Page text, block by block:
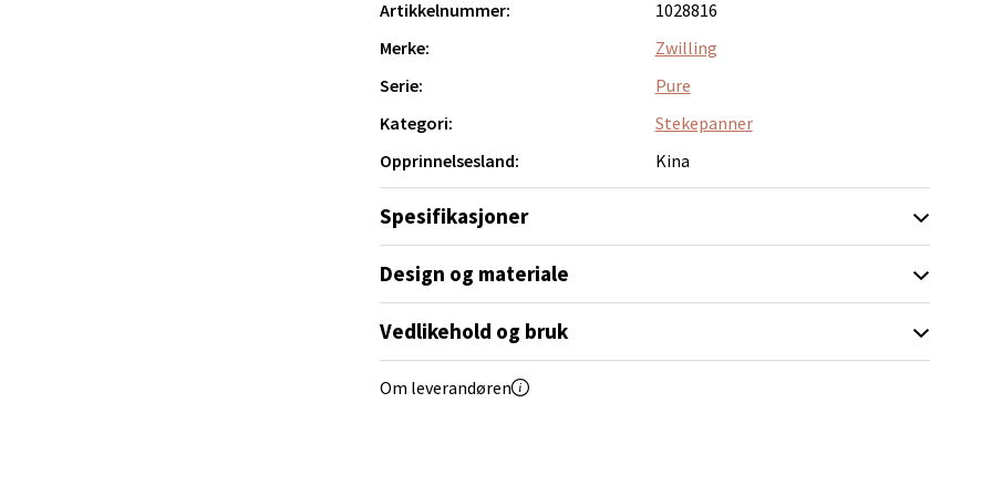
Artikkelnummer:
1028816
Merke:
Zwilling
Serie:
Pure
Kategori:
Stekepanner
Opprinnelsesland:
Kina
Spesifikasjoner
Design og materiale
Vedlikehold og bruk
Om leverandøren
Velg